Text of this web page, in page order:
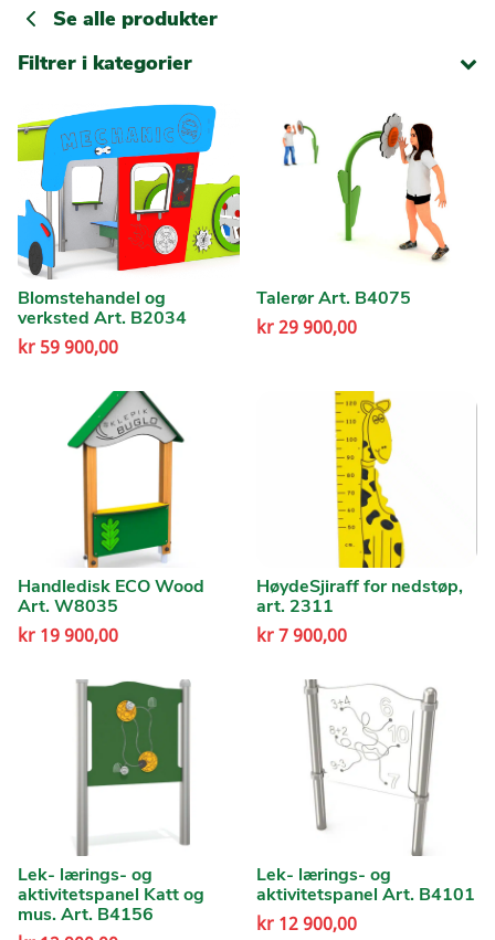
Se alle produkter
Filtrer i kategorier
Blomstehandel og
verksted Art. B2034
kr 59 900,00
Talerør Art. B4075
kr29 900,00
Handledisk ECO Wood
Art. W8035
kr 19 900,00
HøydeSjiraff for nedstøp,
art. 2311
kr7 900,00
Lek- lærings- og
aktivitetspanel Katt og
mus. Art. B4156
Lek- lærings- og
aktivitetspanel Art. B4101
kr12 900,00